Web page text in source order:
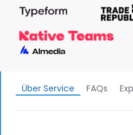
Über Service FAQs